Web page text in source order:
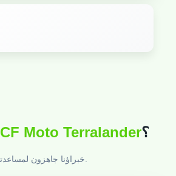
CF Moto Terralander؟
خبراؤنا جاهزون لمساعدتك.